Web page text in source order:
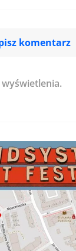
komentarz
dane w tej
komentarzy.